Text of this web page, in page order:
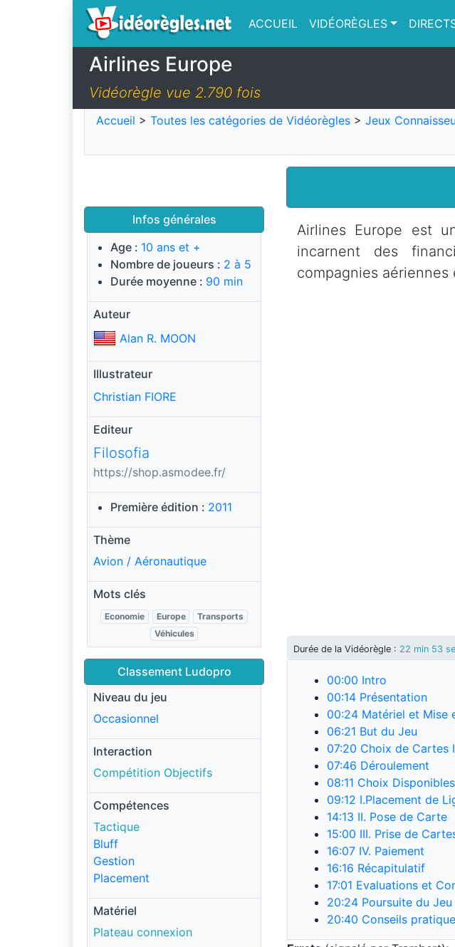
ACCUEIL VIDÉORÈGLES
Airlines Europe
Vidéorègle vue 2.790 fois
Accueil > Toutes les catégories de Vidéorègles > Jeux
Infos générales
Age : 10 ans et +
Nombre de joueurs : 2 à 5
Durée moyenne : 90 min
Auteur
Alan R. MOON
Illustrateur
Christian FIORE
Editeur
Filosofia
https://shop.asmodee.fr/
Première édition : 2011
Thème
Avion / Aéronautique
Mots clés
Economie Europe
Transports
Véhicules
Classement Ludopro
Niveau du jeu
Occasionnel
Interaction
Compétition Objectifs
Compétences
Tactique
Bluff
Gestion
Placement
Matériel
Plateau connexion
Airlines Europe est
incarnent des
compagnies aériennes
Durée de la Vidéorègle : 22 min 53
00:00 Intro
00:14 Présentation
00:24 Matériel et Mise
06:21 But du Jeu
07:20 Choix de Cartes
07:46 Déroulement
08:11 Choix Disponibles
09:12 I.Placement de
14:13 II. Pose de Carte
15:00 III. Prise de
16:07 IV. Paiement
16:16 Récapitulatif
17:01 Evaluations et
20:24 Poursuite du Jeu
20:40 Conseils